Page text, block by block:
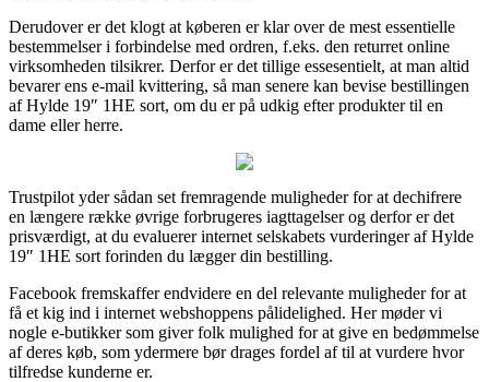
Derudover er det klogt at køberen er klar over de mest essentielle
bestemmelser i forbindelse med ordren, f.eks. den returret online
virksomheden tilsikrer. Derfor er det tillige essesentielt, at man altid
bevarer ens e-mail kvittering, så man senere kan bevise bestillingen
af Hylde 19″ 1HE sort, om du er på udkig efter produkter til en
dame eller herre.
Trustpilot yder sådan set fremragende muligheder for at dechifrere
en længere række øvrige forbrugeres iagttagelser og derfor er det
prisværdigt, at du evaluerer internet selskabets vurderinger af Hylde
19″ 1HE sort forinden du lægger din bestilling.
Facebook fremskaffer endvidere en del relevante muligheder for at
få et kig ind i internet webshoppens pålidelighed. Her møder vi
nogle e-butikker som giver folk mulighed for at give en bedømmelse
af deres køb, som ydermere bør drages fordel af til at vurdere hvor
tilfredse kunderne er.